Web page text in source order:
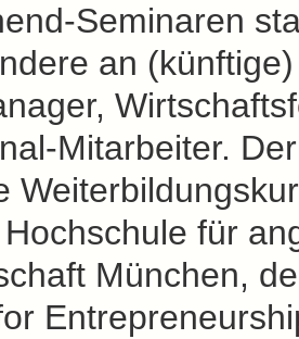
Seminaren
an
Mitarbeiter.
für
München,